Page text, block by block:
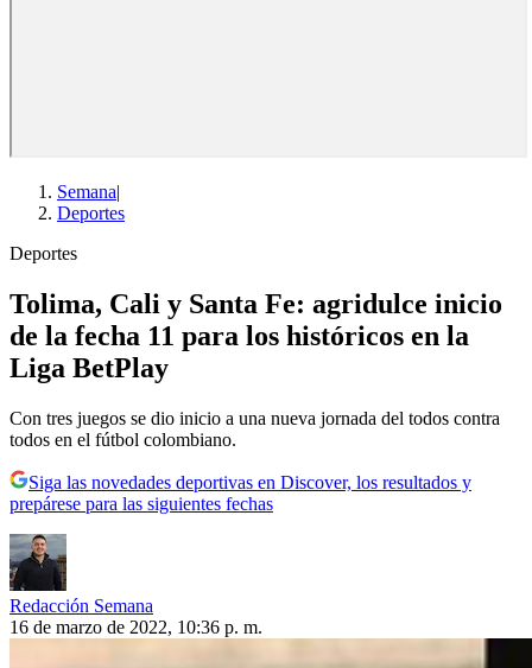
Semana|
Deportes
Deportes
Tolima, Cali y Santa Fe: agridulce inicio
de la fecha 11 para los históricos en la
Liga BetPlay
Con tres juegos se dio inicio a una nueva jornada del todos contra
todos en el fútbol colombiano.
Siga las novedades deportivas en Discover, los resultados y
prepárese para las siguientes fechas
Redacción Semana
16 de marzo de 2022, 10:36 p. m.